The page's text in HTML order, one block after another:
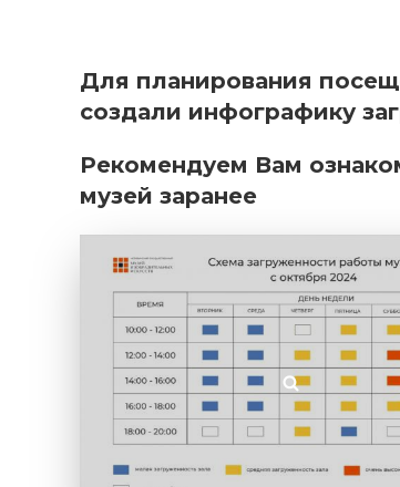
Для планирования
создали инфографику
Рекомендуем Вам
музей заранее